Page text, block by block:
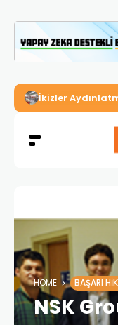
İkizler
HOME BAŞARI
NSK